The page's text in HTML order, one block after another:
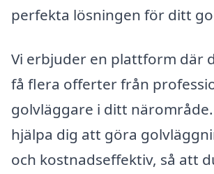
perfekta lösningen för ditt
Vi erbjuder en plattform där
få flera offerter från
golvläggare i ditt
hjälpa dig att göra
och kostnadseffektiv, så att